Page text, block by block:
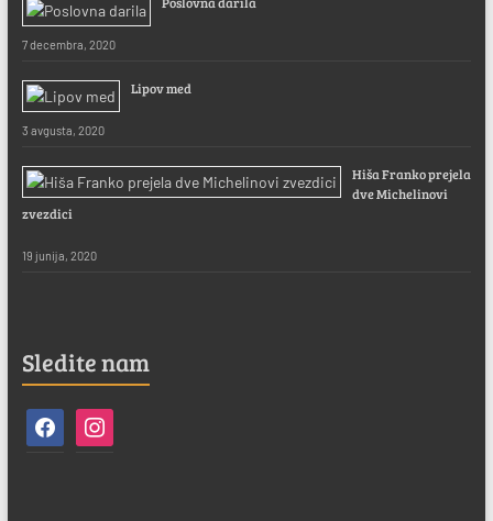
7 decembra, 2020
Lipov med
3 avgusta, 2020
Hiša Franko prejela
dve Michelinovi
zvezdici
19 junija, 2020
Sledite nam
facebookinstagram